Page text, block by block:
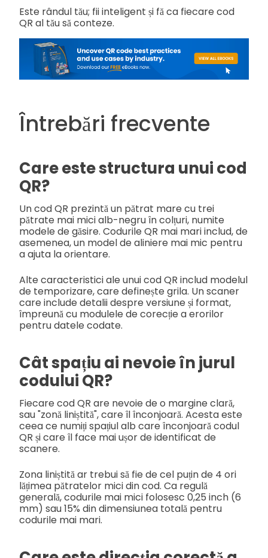
Este rândul tău; fii inteligent și fă ca fiecare cod
QR al tău să conteze.
Întrebări frecvente
Care este structura unui cod
QR?
Un cod QR prezintă un pătrat mare cu trei
pătrate mai mici alb-negru în colțuri, numite
modele de găsire. Codurile QR mai mari includ, de
asemenea, un model de aliniere mai mic pentru
a ajuta la orientare.
Alte caracteristici ale unui cod QR includ modelul
de temporizare, care definește grila. Un scaner
care include detalii despre versiune și format,
împreună cu modulele de corecție a erorilor
pentru datele codate.
Cât spațiu ai nevoie în jurul
codului QR?
Fiecare cod QR are nevoie de o margine clară,
sau "zonă liniștită", care îl înconjoară. Acesta este
ceea ce numiți spațiul alb care înconjoară codul
QR și care îl face mai ușor de identificat de
scanere.
Zona liniștită ar trebui să fie de cel puțin de 4 ori
lățimea pătratelor mici din cod. Ca regulă
generală, codurile mai mici folosesc 0,25 inch (6
mm) sau 15% din dimensiunea totală pentru
codurile mai mari.